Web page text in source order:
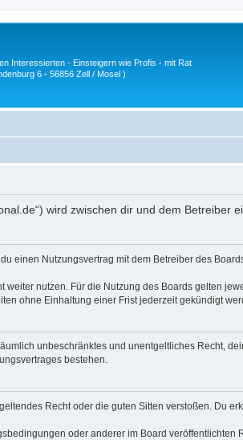
Interessierten - Einsteigern wie Profis - mit Rat
6 - 56856 Zell / Mosel )
wird zwischen dir und dem Betreiber
einen Nutzungsvertrag mit dem Betreiber des
nutzen. Für die Nutzung des Boards gelten
ohne Einhaltung einer Frist jederzeit gekündigt
unbeschränktes und unentgeltliches Recht,
bestehen.
Recht oder die guten Sitten verstoßen. Du
oder anderer im Board